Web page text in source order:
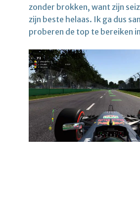
zonder brokken, want zijn
zijn beste helaas. Ik ga dus
proberen de top te bereiken